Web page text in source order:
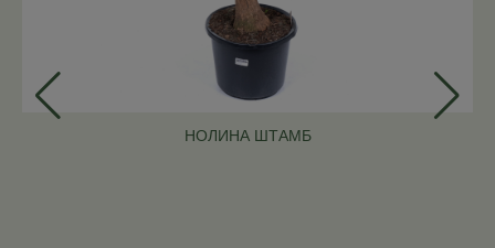
НОЛИНА ШТАМБ